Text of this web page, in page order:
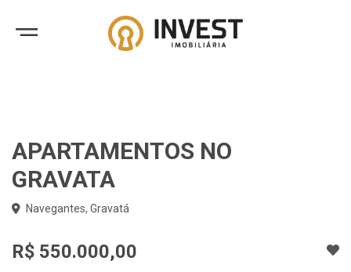
APARTAMENTOS NO
GRAVATA
Navegantes, Gravatá
R$ 550.000,00